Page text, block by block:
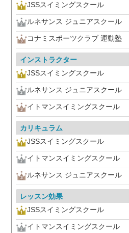
JSSスイミングスクール
ルネサンス ジュニアスクール
コナミスポーツクラブ 運動塾
インストラクター
JSSスイミングスクール
ルネサンス ジュニアスクール
イトマンスイミングスクール
カリキュラム
JSSスイミングスクール
イトマンスイミングスクール
ルネサンス ジュニアスクール
レッスン効果
JSSスイミングスクール
イトマンスイミングスクール